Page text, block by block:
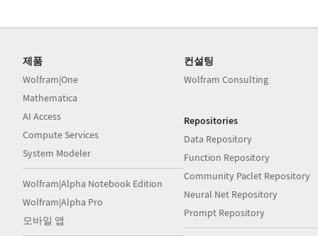
제품
Wolfram|One
Mathematica
AI Access
Compute Services
System Modeler
Wolfram|Alpha Notebook Edition
Wolfram|Alpha Pro
모바일 앱
컨설팅
Wolfram Consulting
Repositories
Data Repository
Function Repository
Community Paclet Repository
Neural Net Repository
Prompt Repository